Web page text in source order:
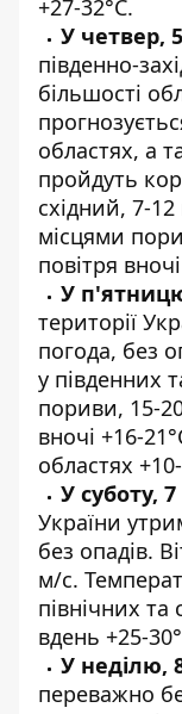
+27-32°C.
У четвер,
південно-
більшості
областях, а
пройдуть
східний, 7-
місцями
повітря
У
території
погода, без
у південних
пориви, 15-
вночі +16-
областях
У суботу,
України
без опадів.
м/с.
північних та
вдень +25-
У неділю,
переважно